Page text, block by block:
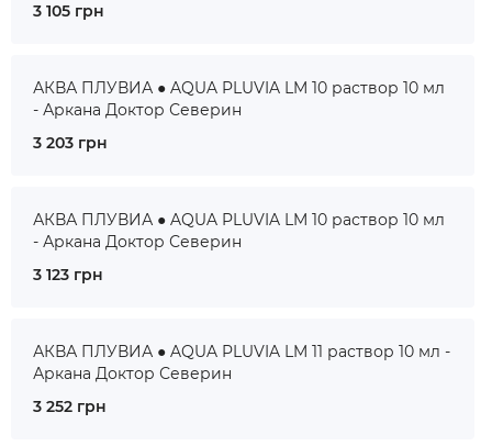
3 105 грн
АКВА ПЛУВИА ● AQUA PLUVIA LM 10 раствор 10 мл
- Аркана Доктор Северин
3 203 грн
АКВА ПЛУВИА ● AQUA PLUVIA LM 10 раствор 10 мл
- Аркана Доктор Северин
3 123 грн
АКВА ПЛУВИА ● AQUA PLUVIA LM 11 раствор 10 мл -
Аркана Доктор Северин
3 252 грн